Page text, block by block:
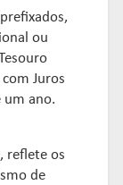
ou
Juros
um ano.
reflete os
de